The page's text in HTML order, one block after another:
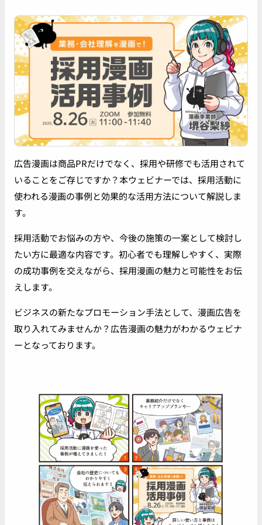
広告漫画は商品PRだけでなく、採用や研修でも活用されて
いることをご存じですか？本ウェビナーでは、採用活動に
使われる漫画の事例と効果的な活用方法について解説しま
す。
採用活動でお悩みの方や、今後の施策の一案として検討し
たい方に最適な内容です。初心者でも理解しやすく、実際
の成功事例を交えながら、採用漫画の魅力と可能性をお伝
えします。
ビジネスの新たなプロモーション手法として、漫画広告を
取り入れてみませんか？広告漫画の魅力がわかるウェビナ
ーとなっております。